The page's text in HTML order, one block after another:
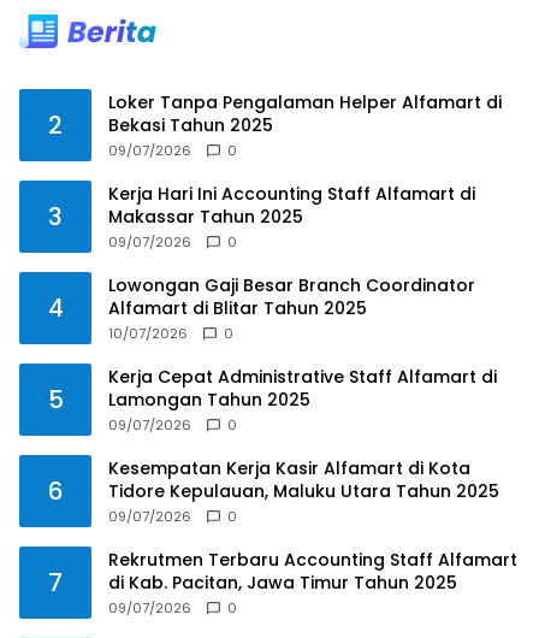
2
Loker Tanpa Pengalaman Helper Alfamart di
Bekasi Tahun 2025
09/07/2026 0
3
Kerja Hari Ini Accounting Staff Alfamart di
Makassar Tahun 2025
09/07/2026 0
4
Lowongan Gaji Besar Branch Coordinator
Alfamart di Blitar Tahun 2025
10/07/2026 0
5
Kerja Cepat Administrative Staff Alfamart di
Lamongan Tahun 2025
09/07/2026 0
6
Kesempatan Kerja Kasir Alfamart di Kota
Tidore Kepulauan, Maluku Utara Tahun 2025
09/07/2026 0
7
Rekrutmen Terbaru Accounting Staff Alfamart
di Kab. Pacitan, Jawa Timur Tahun 2025
09/07/2026 0